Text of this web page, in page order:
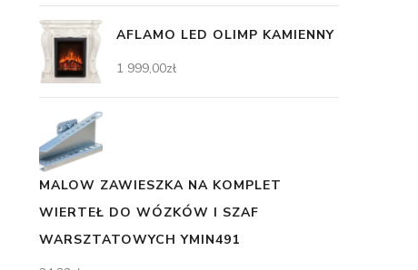
AFLAMO LED OLIMP KAMIENNY
1 999,00zł
MALOW ZAWIESZKA NA KOMPLET
WIERTEŁ DO WÓZKÓW I SZAF
WARSZTATOWYCH YMIN491